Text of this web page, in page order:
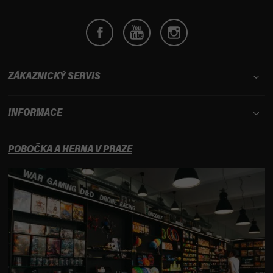
ZÁKAZNICKÝ SERVIS
INFORMACE
POBOČKA A HERNA V PRAZE